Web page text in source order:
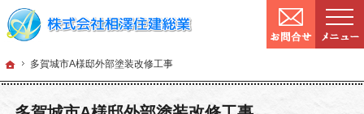
ホーム
多賀城市A様邸外部塗装改修工事
確かな技術と信頼。宮城県仙台市の塗装・リフォームを手がける工務店なら当社へ
宮城県仙台市の塗装・リフォームなら工務店の相澤住建総業
ホーム多賀城市A様